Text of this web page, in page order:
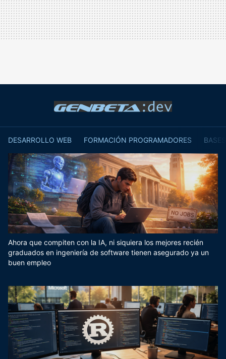
DESARROLLO WEB FORMACIÓN PROGRAMADORES
Ahora que compiten con la IA, ni siquiera los mejores recién
graduados en ingeniería de software tienen asegurado ya un
buen empleo